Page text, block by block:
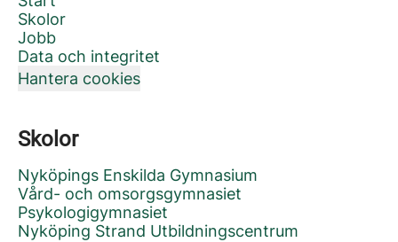
Skolor
Jobb
Data och integritet
Hantera cookies
Skolor
Nyköpings Enskilda Gymnasium
Vård- och omsorgsgymnasiet
Psykologigymnasiet
Nyköping Strand Utbildningscentrum